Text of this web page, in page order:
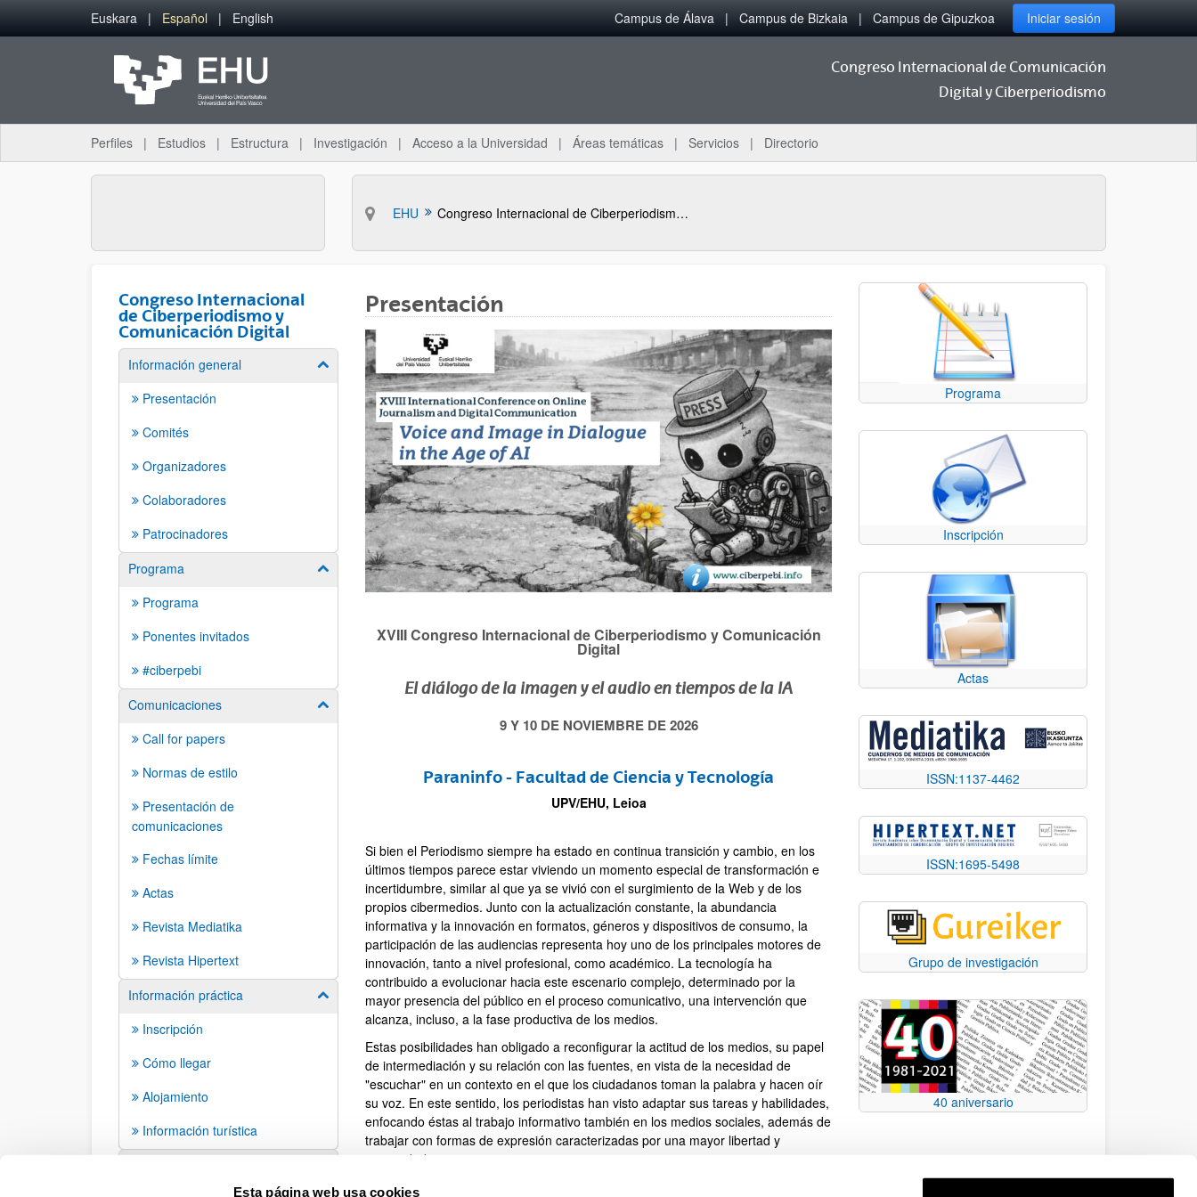
Esta página web usa cookies
Saltar al contenido principal
Euskara Español English Campus de Álava Campus de Bizkaia Campus de Gipuzkoa Iniciar sesión
Congreso Internacional de Comunicación
Digital y Ciberperiodismo
Perfiles Estudios Estructura Investigación Acceso a la Universidad Áreas temáticas Servicios Directorio
EHU Congreso Internacional de Ciberperiodismo y Comunicación Digital
Congreso Internacional
de Ciberperiodismo y
Comunicación Digital
Información general Mostrar/ocultar subpáginas
Presentación
Comités
Organizadores
Colaboradores
Patrocinadores
Programa
Mostrar/ocultar subpáginas
Programa
Ponentes invitados
#ciberpebi
Comunicaciones
Mostrar/ocultar subpáginas
Call for papers
Normas de estilo
Presentación de
comunicaciones
Fechas límite
Actas
Revista Mediatika
Revista Hipertext
Información práctica
Mostrar/ocultar subpáginas
Inscripción
Cómo llegar
Alojamiento
Información turística
Presentación
XVIII Congreso Internacional de Ciberperiodismo y Comunicación
Digital
El diálogo de la imagen y el audio en tiempos de la IA
9 Y 10 DE NOVIEMBRE DE 2026
Paraninfo - Facultad de Ciencia y Tecnología
UPV/EHU, Leioa
Si bien el Periodismo siempre ha estado en continua transición y cambio, en los
últimos tiempos parece estar viviendo un momento especial de transformación e
incertidumbre, similar al que ya se vivió con el surgimiento de la Web y de los
propios cibermedios. Junto con la actualización constante, la abundancia
informativa y la innovación en formatos, géneros y dispositivos de consumo, la
participación de las audiencias representa hoy uno de los principales motores de
innovación, tanto a nivel profesional, como académico. La tecnología ha
contribuido a evolucionar hacia este escenario complejo, determinado por la
mayor presencia del público en el proceso comunicativo, una intervención que
alcanza, incluso, a la fase productiva de los medios.
Estas posibilidades han obligado a reconfigurar la actitud de los medios, su papel
de intermediación y su relación con las fuentes, en vista de la necesidad de
"escuchar" en un contexto en el que los ciudadanos toman la palabra y hacen oír
su voz. En este sentido, los periodistas han visto adaptar sus tareas y habilidades,
enfocando éstas al trabajo informativo también en los medios sociales, además de
trabajar con formas de expresión caracterizadas por una mayor libertad y
creatividad.
En la línea de la reflexión promovida en anteriores ediciones, el Congreso
Programa
Inscripción
Actas
ISSN:1137-4462
ISSN:1695-5498
Grupo de investigación
40 aniversario